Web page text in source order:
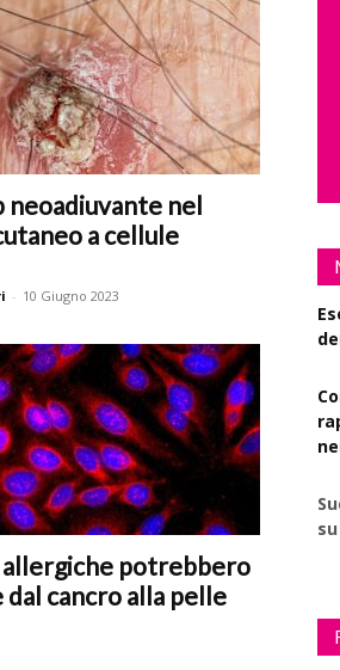
neoadiuvante nel
a cellule
- 10 Giugno 2023
allergiche potrebbero
cancro alla pelle